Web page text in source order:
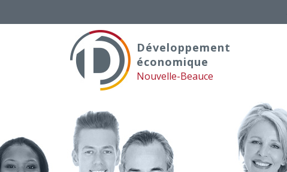
Développement
économique
Nouvelle-Beauce